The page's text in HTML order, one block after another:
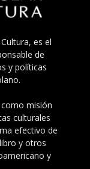
es el
de
y políticas
como misión
culturales
efectivo de
y otros
y